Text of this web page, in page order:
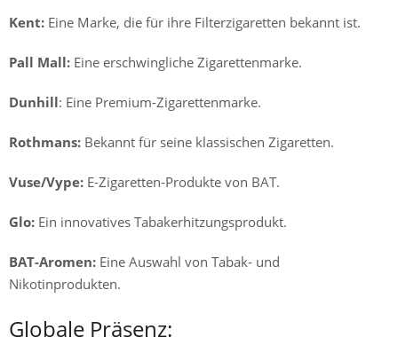
Kent: Eine Marke, die für ihre Filterzigaretten bekannt ist.
Pall Mall: Eine erschwingliche Zigarettenmarke.
Dunhill: Eine Premium-Zigarettenmarke.
Rothmans: Bekannt für seine klassischen Zigaretten.
Vuse/Vype: E-Zigaretten-Produkte von BAT.
Glo: Ein innovatives Tabakerhitzungsprodukt.
BAT-Aromen: Eine Auswahl von Tabak- und
Nikotinprodukten.
Globale Präsenz: